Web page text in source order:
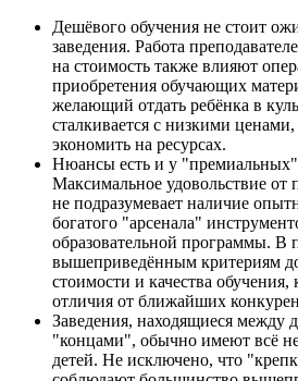
Дешёвого обучения не стоит
заведения. Работа
на стоимость также влияют
приобретения обучающих
желающий отдать ребёнка в
сталкивается с низкими
экономить на ресурсах.
Нюансы есть и у "премиальных"
Максимальное удовольствие от
не подразумевает наличие
богатого "арсенала"
образовательной программы. В
вышеприведённым критериям
стоимости и качества обучения,
отличия от ближайших
Заведения, находящиеся между
"концами", обычно имеют всё
детей. Не исключено, что